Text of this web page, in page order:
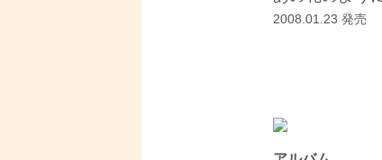
2008.01.23 発売